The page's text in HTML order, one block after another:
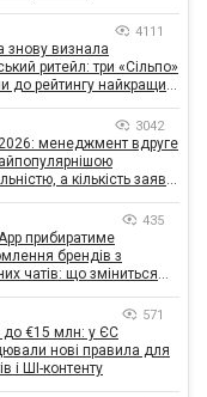
4111
знову визнала
ритейл: три «Сільпо»
до рейтингу найкращих
3042
менеджмент вдруге
а кількість заяв
435
прибиратиме
брендів з
чатів: що зміниться
571
до €15 млн: у ЄС
нові правила для
і ШІ-контенту